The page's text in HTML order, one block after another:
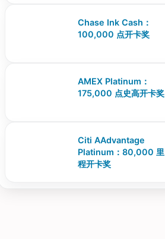
Chase Ink Cash：
100,000 点开卡奖
AMEX Platinum：
175,000 点史高开卡奖
Citi AAdvantage
Platinum：80,000 里
程开卡奖